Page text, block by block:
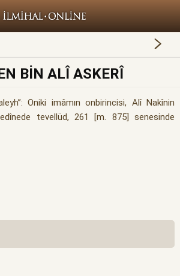
BİN ALÎ ASKERÎ
Oniki imâmın onbirincisi, Alî Nakînin
tevellüd, 261 [m. 875] senesinde